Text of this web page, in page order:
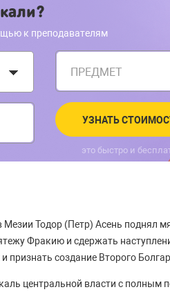
к преподавателям
ПРЕДМЕТ
УЗНАТЬ
это быстро и
Мезии Тодор (Петр) Асень поднял
Фракию и сдержать
создание Второго
центральной власти с полным